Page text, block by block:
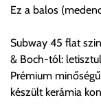
költséget válassza
automatikusan
a 0.- forintos
termék adatait,
Ez a balos
Subway 45 flat
& Boch-tól:
Prémium
készült kerámia